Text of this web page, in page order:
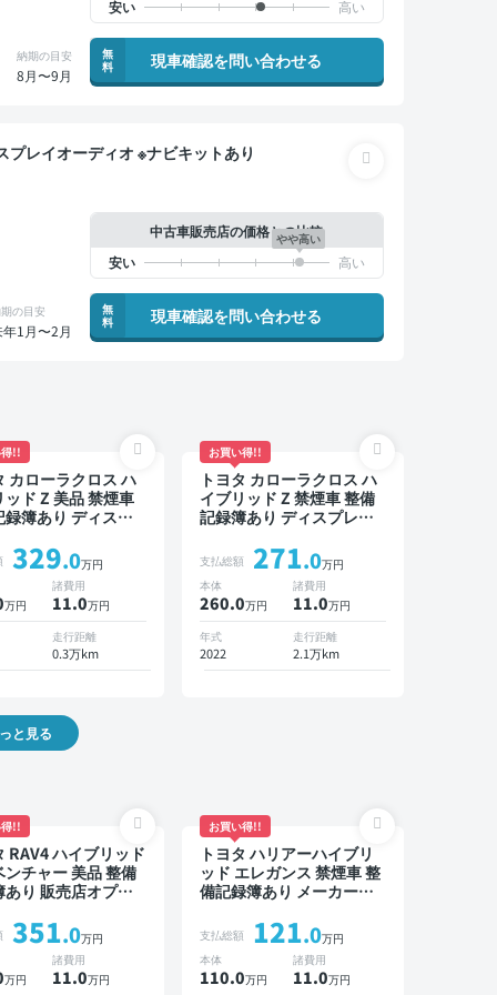
納期の目安
8月〜9月
無
料
現車確認を問い合わせる
簿あり ディスプレイオーディオ ※ナビキットあり
の目安
年1月〜2月
中古車販売店の価格との比較
やや高い
無
料
現車確認を問い合わせる
!!
カローラクロス ハ
ッド Z 美品 禁煙車
録簿あり ディスプ
ットモニター オ
ーズ スマートキ
電動バックドア バ
ター 全方位カメ
イブレコーダー 衝
329.0万円
万円
諸費用
11.0万円
走行距離
0.3万km
お買い得!!
トヨタ カローラクロス ハ
イブリッド Z 禁煙車 整備
記録簿あり ディスプレイ
ポットモニター オートク
ルーズ スマートキー ETC
電動バックドア バックモ
ニター ドライブレコーダ
ー 衝突軽減
支払総額 271.0万円
本体
260.0万円
諸費用
11.0万円
年式
2022
走行距離
2.1万km
と見る
!!
RAV4 ハイブリッド
ンチャー 美品 整備
あり 販売店オプシ
ニター デジタル
ミラー オートク
スマートキー ETC
ニター ドライブ
351.0万円
万円
諸費用
11.0万円
お買い得!!
トヨタ ハリアーハイブリ
ッド エレガンス 禁煙車 整
備記録簿あり メーカーオ
キー ETC バックモニター
ドライブレコーダー
支払総額 121.0万円
本体
110.0万円
諸費用
11.0万円